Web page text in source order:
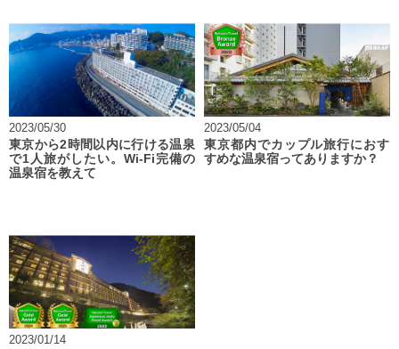
2023/05/30
東京から2時間以内に行ける温泉
で1人旅がしたい。Wi-Fi完備の
温泉宿を教えて
2023/05/04
東京都内でカップル旅行におす
すめな温泉宿ってありますか？
2023/01/14